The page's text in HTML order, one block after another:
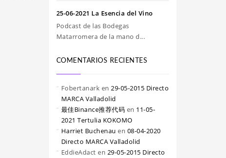
25-06-2021 La Esencia del Vino
Podcast de las Bodegas
Matarromera de la mano d...
COMENTARIOS RECIENTES
Fobertanark en 29-05-2015 Directo
MARCA Valladolid
最佳Binance推荐代码 en 11-05-
2021 Tertulia KOKOMO
Harriet Buchenau en 08-04-2020
Directo MARCA Valladolid
EddieAdact en 29-05-2015 Directo